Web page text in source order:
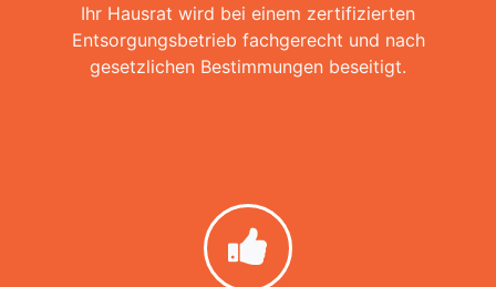
Ihr Hausrat wird bei einem zertifizierten
Entsorgungsbetrieb fachgerecht und nach
gesetzlichen Bestimmungen beseitigt.